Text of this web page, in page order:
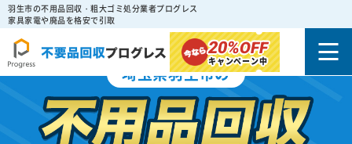
羽生市の不用品回収・粗大ゴミ処分業者プログレス
家具家電や廃品を格安で引取
20%OFF
キャンペーン中
埼玉県羽生市の